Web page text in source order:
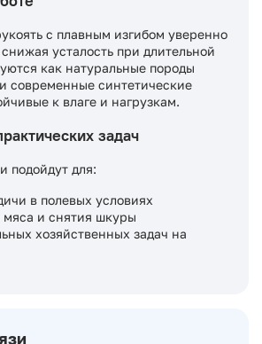
с плавным изгибом уверенно
усталость при длительной
как натуральные породы
современные синтетические
к влаге и нагрузкам.
задач
подойдут для:
в полевых условиях
мяса и снятия шкуры
хозяйственных задач на